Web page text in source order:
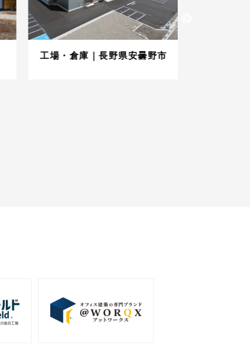
工場・倉庫｜長野県安曇野市